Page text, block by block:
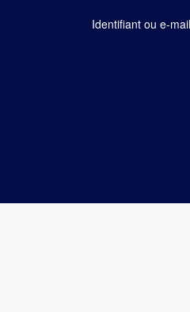
Identifiant ou e-mail